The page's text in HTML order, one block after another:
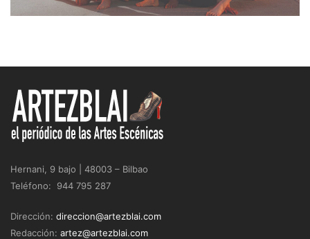
Hernani, 9 bajo | 48003 – Bilbao
Teléfono: 944 795 287
Dirección: direccion@artezblai.com
Redacción: artez@artezblai.com